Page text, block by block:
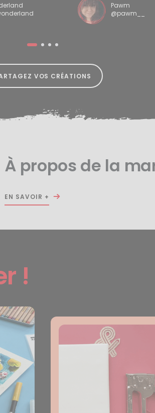
Pawm
@pawm__
VOS CRÉATIONS
À propos de la
EN SAVOIR +
!